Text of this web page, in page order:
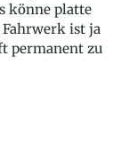
könne platte
Fahrwerk ist ja
permanent zu